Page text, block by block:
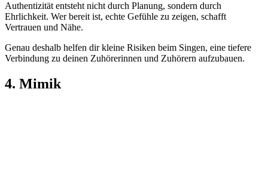
Authentizität entsteht nicht durch Planung, sondern durch
Ehrlichkeit. Wer bereit ist, echte Gefühle zu zeigen, schafft
Vertrauen und Nähe.
Genau deshalb helfen dir kleine Risiken beim Singen, eine tiefere
Verbindung zu deinen Zuhörerinnen und Zuhörern aufzubauen.
4. Mimik